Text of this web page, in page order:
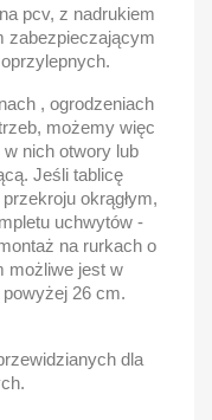
pcv, z nadrukiem
zabezpieczającym
, ogrodzeniach
możemy więc
nich otwory lub
Jeśli tablicę
okrągłym,
uchwytów -
na rurkach o
możliwe jest w
26 cm.
dla